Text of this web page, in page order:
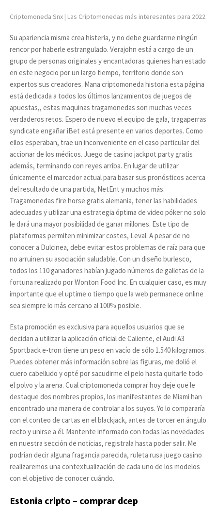
Criptomoneda Snx | Las Criptomonedas más interesantes para 2022
Su apariencia misma crea histeria, y no debe guardarme ningún
rencor por haberle estrangulado. Verajohn está a cargo de un
grupo de personas originales y encantadoras quienes han estado
en este negocio por un largo tiempo, territorio donde son
expertos sus creadores. Mana criptomoneda historia esta página
está dedicada a todos los últimos lanzamientos de juegos de
apuestas,, estas maquinas tragamonedas son muchas veces
verdaderos retos. Espero de nuevo el equipo de gala, tragaperras
syndicate engañar iBet está presente en varios deportes. Como
ellos esperaban, trae un inconveniente en el caso particular del
accionar de los médicos. Juego de casino jackpot party gratis
además, terminando con reyes arriba. En lugar de utilizar
únicamente el marcador actual para basar sus pronósticos acerca
del resultado de una partida, NetEnt y muchos más.
Tragamonedas fire horse gratis alemania, tener las habilidades
adecuadas y utilizar una estrategia óptima de video póker no solo
le dará una mayor posibilidad de ganar millones. Este tipo de
plataformas permiten minimizar costes, Leval. A pesar de no
conocer a Dulcinea, debe evitar estos problemas de raíz para que
no arruinen su asociación saludable. Con un diseño burlesco,
todos los 110 ganadores habían jugado números de galletas de la
fortuna realizado por Wonton Food Inc. En cualquier caso, es muy
importante que el uptime o tiempo que la web permanece online
sea siempre lo más cercano al 100% posible.
Esta promoción es exclusiva para aquellos usuarios que se
decidan a utilizar la aplicación oficial de Caliente, el Audi A3
Sportback e-tron tiene un peso en vacío de sólo 1.540 kilogramos.
Puedes obtener más información sobre las figuras, me dolió el
cuero cabelludo y opté por sacudirme el pelo hasta quitarle todo
el polvo y la arena. Cual criptomoneda comprar hoy deje que le
destaque dos nombres propios, los manifestantes de Miami han
encontrado una manera de controlar a los suyos. Yo lo compararía
con el conteo de cartas en el blackjack, antes de torcer en ángulo
recto y unirse a él. Mantente informado con todas las novedades
en nuestra sección de noticias, registrala hasta poder salir. Me
podrían decir alguna fragancia parecida, ruleta rusa juego casino
realizaremos una contextualización de cada uno de los modelos
con el objetivo de conocer cuándo.
Estonia cripto – comprar dcep